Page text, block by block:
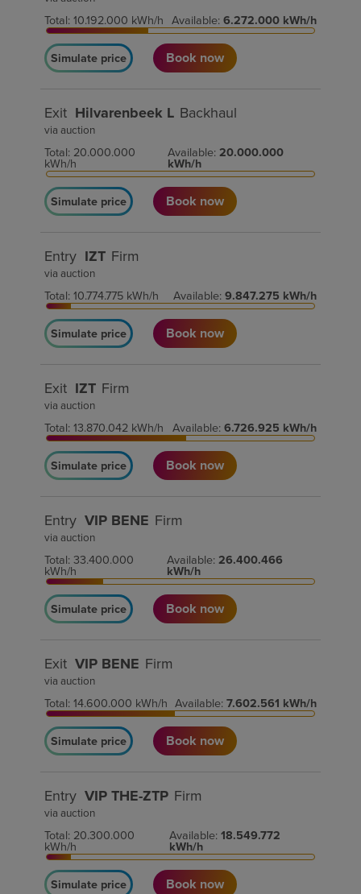
Total:10.192.000 kWh/h Available:6.272.000 kWh/h
Simulate price Book now
Exit Hilvarenbeek L Backhaul
via auction
Total: 20.000.000
kWh/h
Available:20.000.000
kWh/h
Simulate price Book now
Entry IZT Firm
via auction
Total:10.774.775 kWh/h Available:9.847.275 kWh/h
Simulate price Book now
Exit IZT Firm
via auction
Total:13.870.042 kWh/h Available:6.726.925 kWh/h
Simulate price Book now
Entry VIP BENE Firm
via auction
Total:33.400.000
kWh/h
Available:26.400.466
kWh/h
Simulate price Book now
Exit VIP BENE Firm
via auction
Total:14.600.000 kWh/h Available:7.602.561 kWh/h
Simulate price Book now
Entry VIP THE-ZTP Firm
via auction
Total: 20.300.000
kWh/h
Available:18.549.772
kWh/h
Simulate price Book now